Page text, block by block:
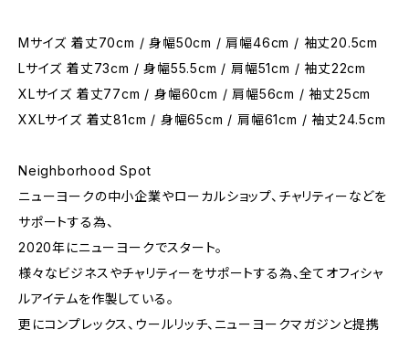
Mサイズ 着丈70cm / 身幅50cm / 肩幅46cm / 袖丈20.5cm
Lサイズ 着丈73cm / 身幅55.5cm / 肩幅51cm / 袖丈22cm
XLサイズ 着丈77cm / 身幅60cm / 肩幅56cm / 袖丈25cm
XXLサイズ 着丈81cm / 身幅65cm / 肩幅61cm / 袖丈24.5cm
Neighborhood Spot
ニューヨークの中小企業やローカルショップ、チャリティーなどを
サポートする為、
2020年にニューヨークでスタート。
様々なビジネスやチャリティーをサポートする為、全てオフィシャ
ルアイテムを作製している。
更にコンプレックス、ウールリッチ、ニューヨークマガジンと提携